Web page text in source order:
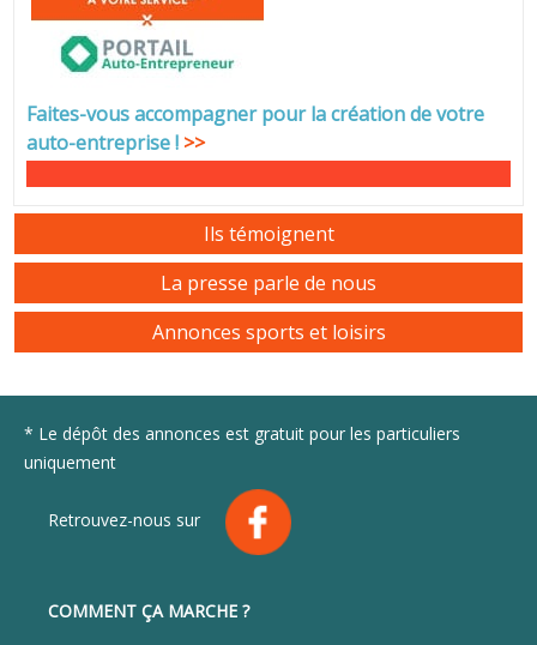
Faites-vous accompagner pour la création de votre
auto-entreprise! >>
Ils témoignent
La presse parle de nous
Annonces sports et loisirs
* Le dépôt des annonces est gratuit pour les particuliers
uniquement
Retrouvez-nous sur
COMMENT ÇA MARCHE ?